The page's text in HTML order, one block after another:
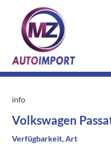
info
Volkswagen
Verfügbarkeit, Art